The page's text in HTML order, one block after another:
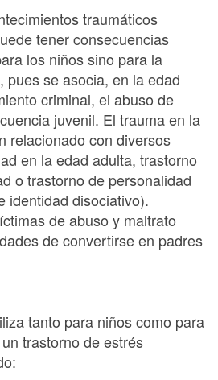
traumáticos
tener consecuencias
los niños sino para la
pues se asocia, en la edad
criminal, el abuso de
juvenil. El trauma en la
relacionado con diversos
en la edad adulta, trastorno
o trastorno de personalidad
identidad disociativo).
de abuso y maltrato
de convertirse en padres
tanto para niños como para
trastorno de estrés